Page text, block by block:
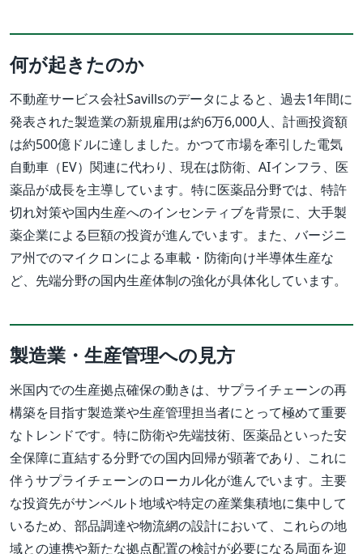
何が起きたのか
不動産サービス会社Savillsのデータによると、過去1年間に
発表された製造業の新規雇用は約6万6,000人、計画投資額
は約500億ドルに達しました。かつて市場を牽引した電気
自動車（EV）関連に代わり、現在は防衛、AIインフラ、医
薬品が成長を主導しています。特に医薬品分野では、特許
切れ対策や国内生産へのインセンティブを背景に、大手製
薬企業による巨額の投資が進んでいます。また、バージニ
ア州でのマイクロンによる車載・防衛向け半導体生産な
ど、先端分野の国内生産体制の強化が具体化しています。
製造業・生産管理への見方
米国内での生産拠点確保の動きは、サプライチェーンの再
構築を目指す製造業や生産管理担当者にとって極めて重要
なトレンドです。特に防衛や先端技術、医薬品といった安
全保障に直結する分野での国内回帰が顕著であり、これに
伴うサプライチェーンのローカル化が進んでいます。主要
な投資先がサンベルト地域や特定の産業集積地に集中して
いるため、部品調達や物流網の設計において、これらの地
域との連携や新たな拠点配置の検討が必要になる局面を迎